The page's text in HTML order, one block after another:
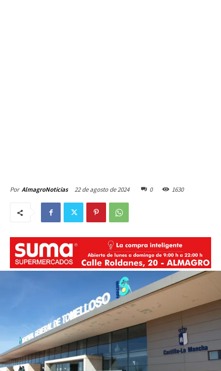
Por AlmagroNoticias 22 de agosto de 2024 0 1630